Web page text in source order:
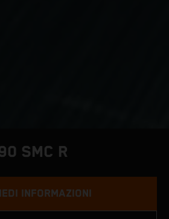
SMC R
INFORMAZIONI